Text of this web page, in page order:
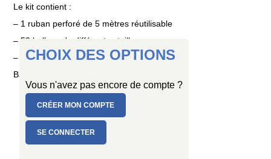
Le kit contient :
– 1 ruban perforé de 5 mètres réutilisable
– 50 ballons de différentes tailles
– 1 mode d’emploi détaillé
Ballons en latex naturel, fabrication française.
CHOIX DES OPTIONS
Vous n'avez pas encore de compte ?
CRÉER MON COMPTE
SE CONNECTER